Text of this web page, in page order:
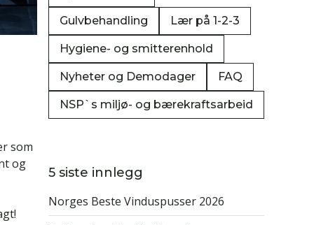
Gulvbehandling Lær på 1-2-3
Hygiene- og smitterenhold
Nyheter og Demodager FAQ
NSP`s miljø- og bærekraftsarbeid
5 siste innlegg
Norges Beste Vinduspusser 2026
som
og